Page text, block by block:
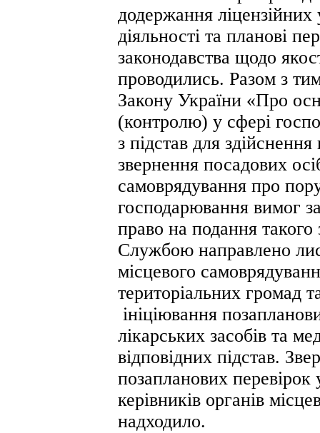
додержання
діяльності та планові
законодавства щодо
проводились. Разом з
Закону України «Про
(контролю) у сфері
з підстав для
звернення посадових
самоврядування про
господарювання вимог
право на подання
Службою направлено
місцевого
територіальних громад
ініціювання
лікарських засобів та
відповідних підстав.
позапланових
керівників органів
надходило.